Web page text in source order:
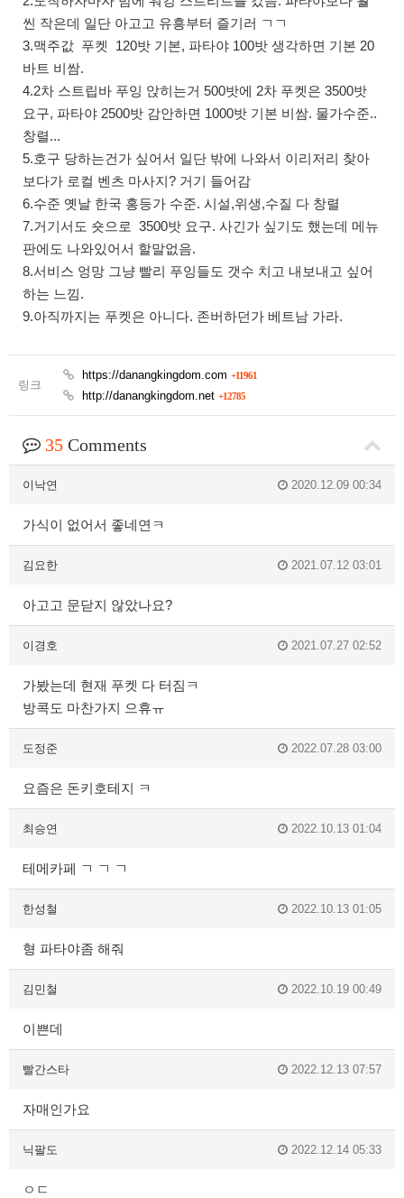
씬 작은데 일단 아고고 유흥부터 즐기러 ㄱㄱ
3.맥주값 푸켓 120밧 기본, 파타야 100밧 생각하면 기본 20
바트 비쌈.
4.2차 스트립바 푸잉 앉히는거 500밧에 2차 푸켓은 3500밧
요구, 파타야 2500밧 감안하면 1000밧 기본 비쌈. 물가수준..
창렬...
5.호구 당하는건가 싶어서 일단 밖에 나와서 이리저리 찾아
보다가 로컬 벤츠 마사지? 거기 들어감
6.수준 옛날 한국 홍등가 수준. 시설,위생,수질 다 창렬
7.거기서도 숏으로 3500밧 요구. 사긴가 싶기도 했는데 메뉴
판에도 나와있어서 할말없음.
8.서비스 엉망 그냥 빨리 푸잉들도 갯수 치고 내보내고 싶어
하는 느낌.
9.아직까지는 푸켓은 아니다. 존버하던가 베트남 가라.
링크
https://danangkingdom.com +11961
http://danangkingdom.net +12785
35 Comments
이낙연 2020.12.09 00:34
가식이 없어서 좋네연ㅋ
김요한 2021.07.12 03:01
아고고 문닫지 않았나요?
이경호 2021.07.27 02:52
가봤는데 현재 푸켓 다 터짐ㅋ
방콕도 마찬가지 으휴ㅠ
도정준 2022.07.28 03:00
요즘은 돈키호테지 ㅋ
최승연 2022.10.13 01:04
테메카페 ㄱ ㄱ ㄱ
한성철 2022.10.13 01:05
형 파타야좀 해줘
김민철 2022.10.19 00:49
이쁜데
빨간스타 2022.12.13 07:57
자매인가요
닉팔도 2022.12.14 05:33
ㅇㄷ